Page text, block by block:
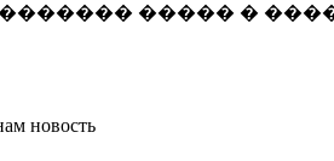
����� �
новость